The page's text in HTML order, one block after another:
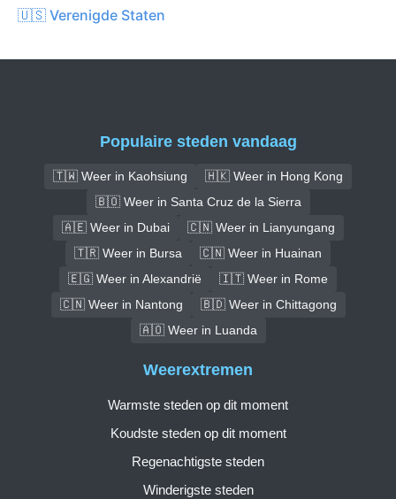
🇺🇸 Verenigde Staten
Populaire steden vandaag
🇹🇼 Weer in Kaohsiung
🇭🇰 Weer in Hong Kong
🇧🇴 Weer in Santa Cruz de la Sierra
🇦🇪 Weer in Dubai
🇨🇳 Weer in Lianyungang
🇹🇷 Weer in Bursa
🇨🇳 Weer in Huainan
🇪🇬 Weer in Alexandrië
🇮🇹 Weer in Rome
🇨🇳 Weer in Nantong
🇧🇩 Weer in Chittagong
🇦🇴 Weer in Luanda
Weerextremen
Warmste steden op dit moment
Koudste steden op dit moment
Regenachtigste steden
Winderigste steden